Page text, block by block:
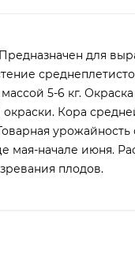
для
5-6 кг.
Кора
мая-начале июня.
плодов.